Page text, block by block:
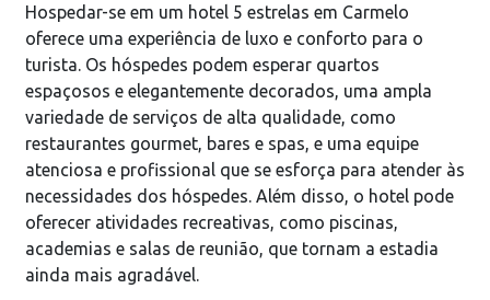
Hospedar-se em um hotel 5 estrelas em Carmelo
oferece uma experiência de luxo e conforto para o
turista. Os hóspedes podem esperar quartos
espaçosos e elegantemente decorados, uma ampla
variedade de serviços de alta qualidade, como
restaurantes gourmet, bares e spas, e uma equipe
atenciosa e profissional que se esforça para atender às
necessidades dos hóspedes. Além disso, o hotel pode
oferecer atividades recreativas, como piscinas,
academias e salas de reunião, que tornam a estadia
ainda mais agradável.